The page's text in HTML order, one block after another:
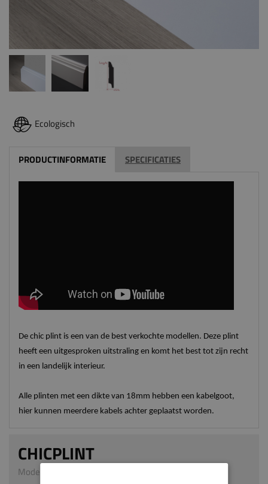
Ecologisch
PRODUCTINFORMATIE SPECIFICATIES
De chic plint is een van de best verkochte modellen. Deze plint
heeft een uitgesproken uitstraling en komt het best tot zijn recht
in een landelijk interieur.
Alle plinten met een dikte van 18mm hebben een kabelgoot,
hier kunnen meerdere kabels achter geplaatst worden.
CHICPLINT
Model M111 | 18 x 70 mm | MDF ecologisch